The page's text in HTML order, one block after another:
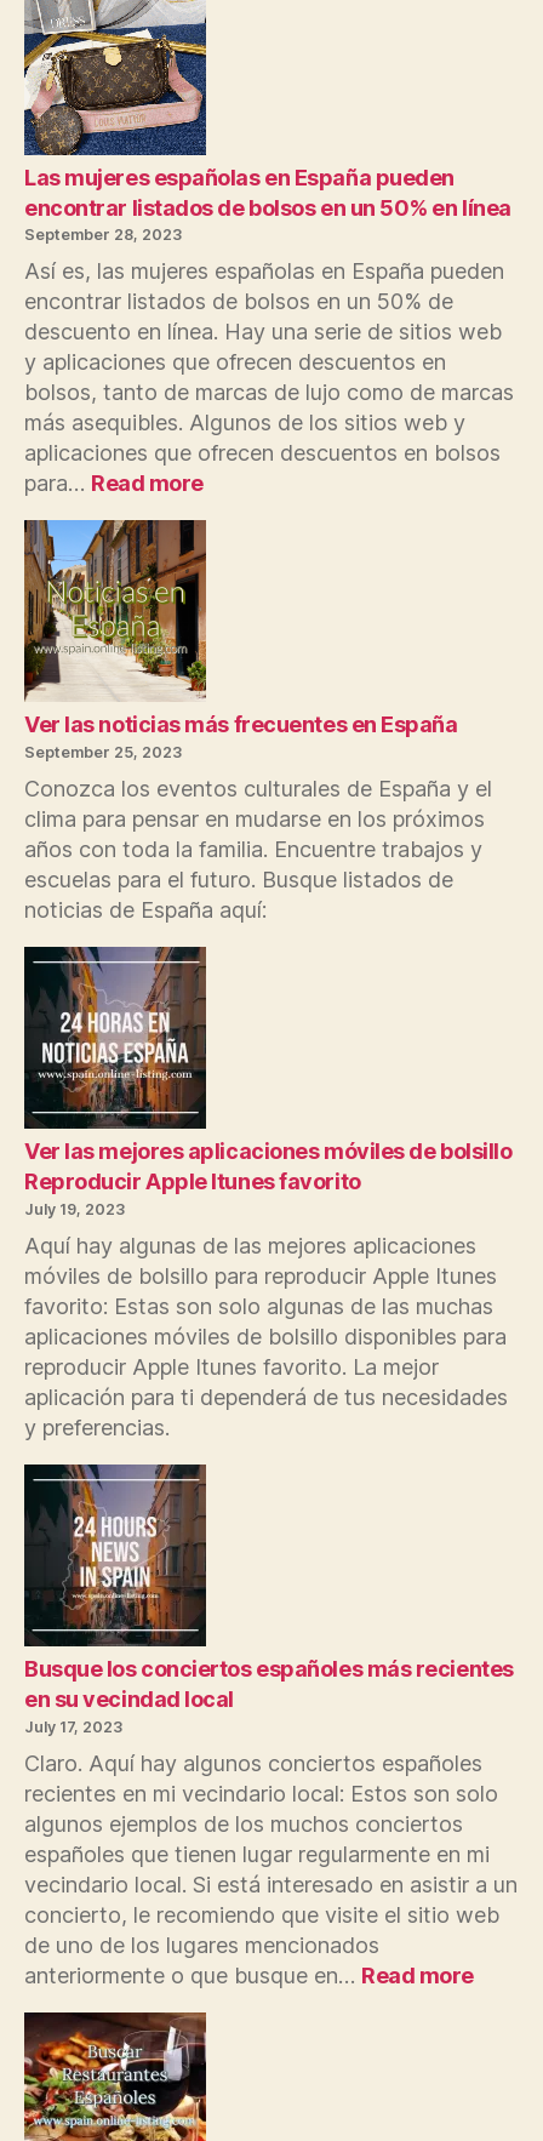
vendedores
de
entradas
de
España
en
línea
Las mujeres españolas en España pueden
encontrar listados de bolsos en un 50% en línea
September 28, 2023
Así es, las mujeres españolas en España pueden
encontrar listados de bolsos en un 50% de
descuento en línea. Hay una serie de sitios web
y aplicaciones que ofrecen descuentos en
bolsos, tanto de marcas de lujo como de marcas
más asequibles. Algunos de los sitios web y
aplicaciones que ofrecen descuentos en bolsos
para… Read more:
españolas
España
pueden
encontrar
listados
de
un
50%
en
línea
Ver las noticias más frecuentes en España
September 25, 2023
Conozca los eventos culturales de España y el
clima para pensar en mudarse en los próximos
años con toda la familia. Encuentre trabajos y
escuelas para el futuro. Busque listados de
noticias de España aquí:
Ver las mejores aplicaciones móviles de bolsillo
Reproducir Apple Itunes favorito
July 19, 2023
Aquí hay algunas de las mejores aplicaciones
móviles de bolsillo para reproducir Apple Itunes
favorito: Estas son solo algunas de las muchas
aplicaciones móviles de bolsillo disponibles para
reproducir Apple Itunes favorito. La mejor
aplicación para ti dependerá de tus necesidades
y preferencias.
Busque los conciertos españoles más recientes
en su vecindad local
July 17, 2023
Claro. Aquí hay algunos conciertos españoles
recientes en mi vecindario local: Estos son solo
algunos ejemplos de los muchos conciertos
españoles que tienen lugar regularmente en mi
vecindario local. Si está interesado en asistir a un
concierto, le recomiendo que visite el sitio web
de uno de los lugares mencionados
anteriormente o que busque en… Read more: